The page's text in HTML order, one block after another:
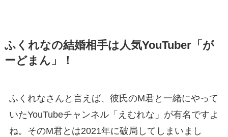
ふくれなの結婚相手は人気YouTuber「が
ーどまん」！
ふくれなさんと言えば、彼氏のM君と一緒にやって
いたYouTubeチャンネル「えむれな」が有名ですよ
ね。そのM君とは2021年に破局してしまいまし